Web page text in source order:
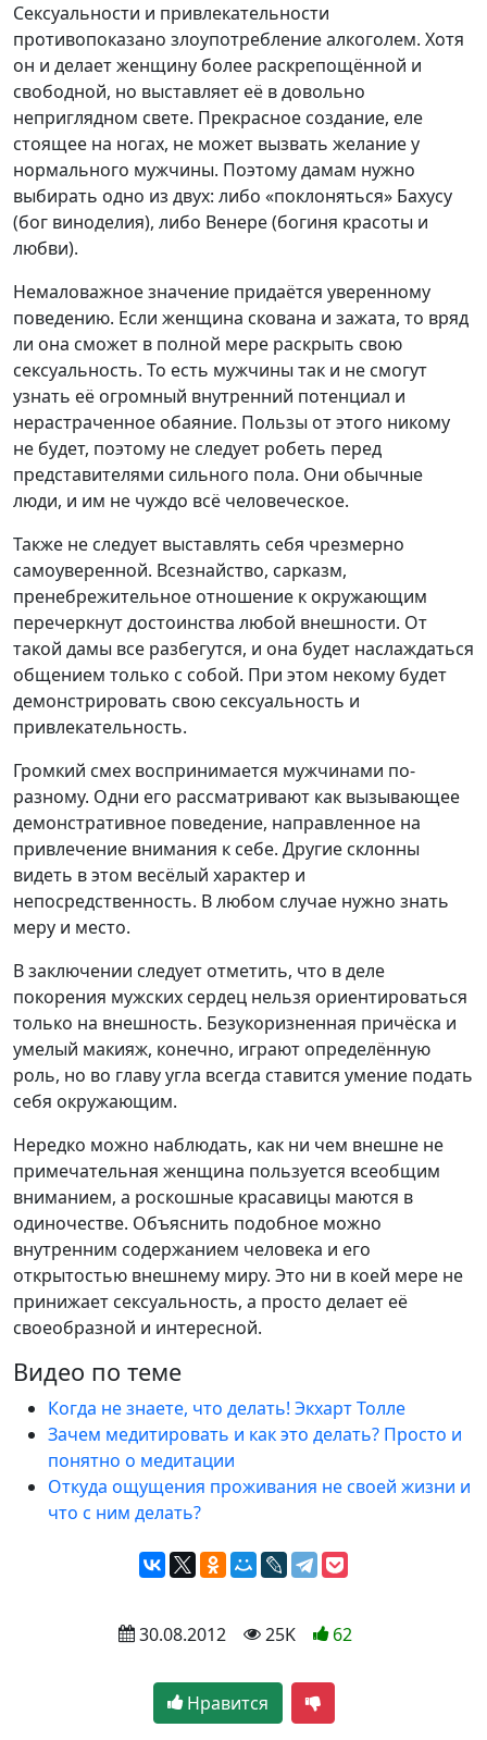
Сексуальности и привлекательности
противопоказано злоупотребление алкоголем. Хотя
он и делает женщину более раскрепощённой и
свободной, но выставляет её в довольно
неприглядном свете. Прекрасное создание, еле
стоящее на ногах, не может вызвать желание у
нормального мужчины. Поэтому дамам нужно
выбирать одно из двух: либо «поклоняться» Бахусу
(бог виноделия), либо Венере (богиня красоты и
любви).
Немаловажное значение придаётся уверенному
поведению. Если женщина скована и зажата, то вряд
ли она сможет в полной мере раскрыть свою
сексуальность. То есть мужчины так и не смогут
узнать её огромный внутренний потенциал и
нерастраченное обаяние. Пользы от этого никому
не будет, поэтому не следует робеть перед
представителями сильного пола. Они обычные
люди, и им не чуждо всё человеческое.
Также не следует выставлять себя чрезмерно
самоуверенной. Всезнайство, сарказм,
пренебрежительное отношение к окружающим
перечеркнут достоинства любой внешности. От
такой дамы все разбегутся, и она будет наслаждаться
общением только с собой. При этом некому будет
демонстрировать свою сексуальность и
привлекательность.
Громкий смех воспринимается мужчинами по-
разному. Одни его рассматривают как вызывающее
демонстративное поведение, направленное на
привлечение внимания к себе. Другие склонны
видеть в этом весёлый характер и
непосредственность. В любом случае нужно знать
меру и место.
В заключении следует отметить, что в деле
покорения мужских сердец нельзя ориентироваться
только на внешность. Безукоризненная причёска и
умелый макияж, конечно, играют определённую
роль, но во главу угла всегда ставится умение подать
себя окружающим.
Нередко можно наблюдать, как ни чем внешне не
примечательная женщина пользуется всеобщим
вниманием, а роскошные красавицы маются в
одиночестве. Объяснить подобное можно
внутренним содержанием человека и его
открытостью внешнему миру. Это ни в коей мере не
принижает сексуальность, а просто делает её
своеобразной и интересной.
Видео по теме
Когда не знаете, что делать! Экхарт Толле
Зачем медитировать и как это делать? Просто и
понятно о медитации
Откуда ощущения проживания не своей жизни и
что с ним делать?
30.08.2012 25K 62
Нравится